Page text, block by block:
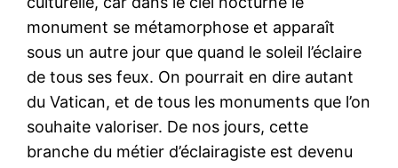
monument se métamorphose et apparaît
sous un autre jour que quand le soleil l’éclaire
de tous ses feux. On pourrait en dire autant
du Vatican, et de tous les monuments que l’on
souhaite valoriser. De nos jours, cette
branche du métier d’éclairagiste est devenu